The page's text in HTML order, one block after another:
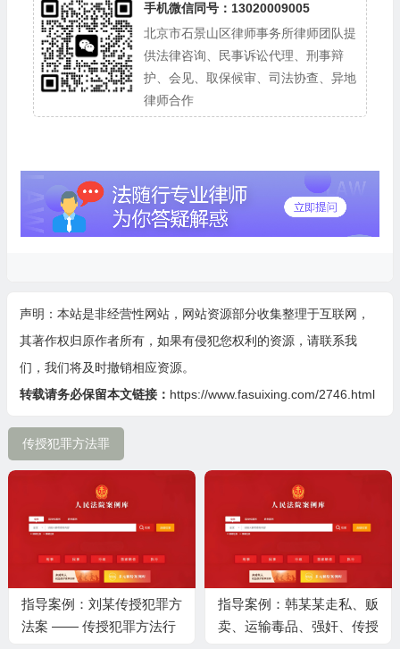
手机微信同号：13020009005
北京市石景山区律师事务所律师团队提
供法律咨询、民事诉讼代理、刑事辩
护、会见、取保候审、司法协查、异地
律师合作
声明：本站是非经营性网站，网站资源部分收集整理于互联网，
其著作权归原作者所有，如果有侵犯您权利的资源，请联系我
们，我们将及时撤销相应资源。
转载请务必保留本文链接： https://www.fasuixing.com/2746.html
传授犯罪方法罪
指导案例：刘某传授犯罪方
法案 —— 传授犯罪方法行
指导案例：韩某某走私、贩
卖、运输毒品、强奸、传授